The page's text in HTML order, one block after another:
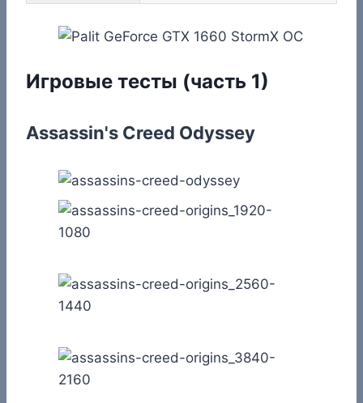
Игровые тесты (часть 1)
Assassin's Creed Odyssey